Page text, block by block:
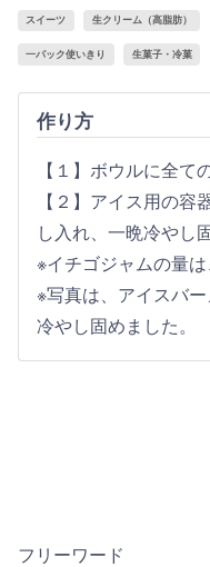
スイーツ 生クリーム（高脂肪）
一パック使いきり 生菓子・冷菓
作り方
【１】ボウルに全て
【２】アイス用の容
し入れ、一晩冷やし
※イチゴジャムの量は
※写真は、アイスバ
冷やし固めました。
フリーワード